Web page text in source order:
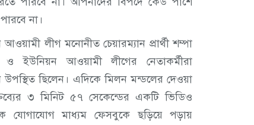
না।
আওয়ামী লীগ মনোনীত চেয়ারম্যান প্রার্থী শম্পা
ও ইউনিয়ন আওয়ামী লীগের নেতাকর্মীরা
উপস্থিত ছিলেন। এদিকে মিলন মন্ডলের দেওয়া
৩ মিনিট ৫৭ সেকেন্ডের একটি ভিডিও
যোগাযোগ মাধ্যম ফেসবুকে ছড়িয়ে পড়ায়